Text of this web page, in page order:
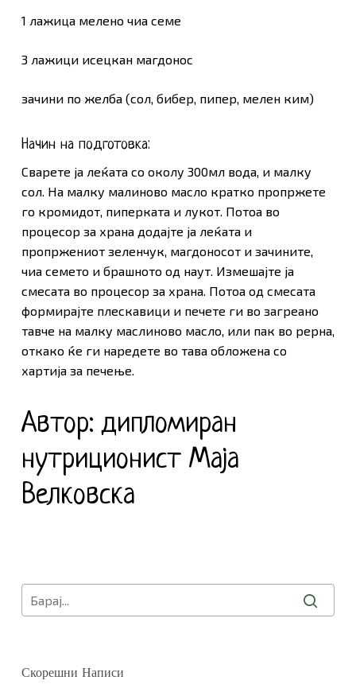
Нема продукти во Кошничката.
Оди Во Продавница
1 лажица мелено чиа семе
3 лажици исецкан магдонос
зачини по желба (сол, бибер, пипер, мелен ким)
Начин на подготовка:
Сварете ја леќата со околу 300мл вода, и малку
сол. На малку малиново масло кратко пропржете
го кромидот, пиперката и лукот. Потоа во
процесор за храна додајте ја леќата и
пропржениот зеленчук, магдоносот и зачините,
чиа семето и брашното од наут. Измешајте ја
смесата во процесор за храна. Потоа од смесата
формирајте плескавици и печете ги во загреано
тавче на малку маслиново масло, или пак во рерна,
откако ќе ги наредете во тава обложена со
хартија за печење.
Автор: дипломиран
нутриционист Маја
Велковска
Скорешни Написи